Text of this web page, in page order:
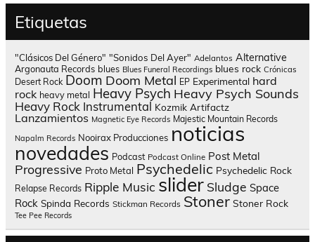
Etiquetas
"Clásicos Del Género" "Sonidos Del Ayer" Adelantos Alternative
Argonauta Records blues Blues Funeral Recordings blues rock Crónicas
Desert Rock Doom Doom Metal EP Experimental hard
rock heavy metal Heavy Psych Heavy Psych Sounds
Heavy Rock Instrumental Kozmik Artifactz
Lanzamientos Magnetic Eye Records Majestic Mountain Records
Napalm Records Nooirax Producciones noticias
novedades Podcast Podcast Online Post Metal
Progressive Proto Metal Psychedelic Psychedelic Rock
Relapse Records Ripple Music slider Sludge Space
Rock Spinda Records Stickman Records Stoner Stoner Rock
Tee Pee Records